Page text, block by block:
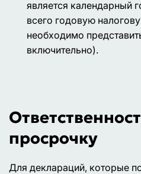
является календарный
всего годовую
необходимо
включительно).
просрочку
Для деклараций, которые